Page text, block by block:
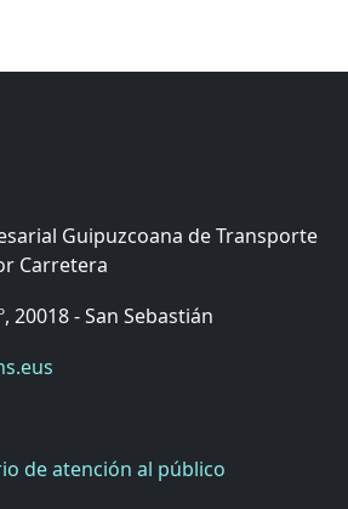
Guipuzcoana de Transporte
Carretera
20018 - San Sebastián
de atención al público